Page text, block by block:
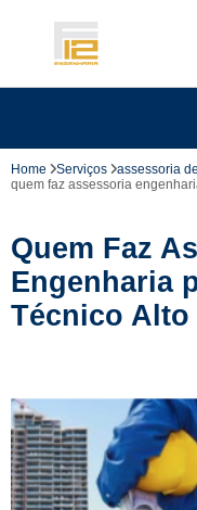
Home Serviços assessoria
quem faz assessoria
Quem Faz
Engenharia
Técnico